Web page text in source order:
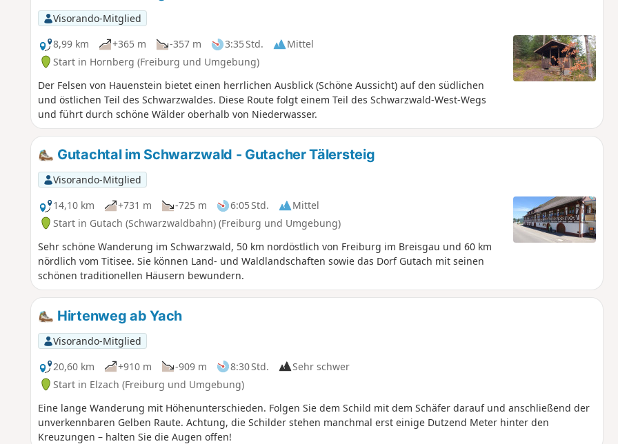
Visorando-Mitglied
8,99 km
+365 m -357 m 3:35 Std.
Mittel
Start in Hornberg (Freiburg und Umgebung)
Der Felsen von Hauenstein bietet einen herrlichen Ausblick (Schöne Aussicht) auf den südlichen
und östlichen Teil des Schwarzwaldes. Diese Route folgt einem Teil des Schwarzwald-West-Wegs
und führt durch schöne Wälder oberhalb von Niederwasser.
Gutachtal im Schwarzwald - Gutacher Tälersteig
Visorando-Mitglied
14,10 km
+731 m -725 m 6:05 Std.
Mittel
Start in Gutach (Schwarzwaldbahn) (Freiburg und Umgebung)
Sehr schöne Wanderung im Schwarzwald, 50 km nordöstlich von Freiburg im Breisgau und 60 km
nördlich vom Titisee. Sie können Land- und Waldlandschaften sowie das Dorf Gutach mit seinen
schönen traditionellen Häusern bewundern.
Hirtenweg ab Yach
Visorando-Mitglied
20,60 km
+910 m -909 m 8:30 Std.
Sehr schwer
Start in Elzach (Freiburg und Umgebung)
Eine lange Wanderung mit Höhenunterschieden. Folgen Sie dem Schild mit dem Schäfer darauf und anschließend der
unverkennbaren Gelben Raute. Achtung, die Schilder stehen manchmal erst einige Dutzend Meter hinter den
Kreuzungen – halten Sie die Augen offen!